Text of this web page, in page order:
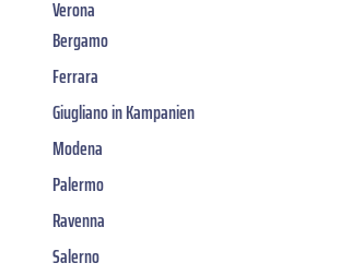
Verona
Bergamo
Ferrara
Giugliano in Kampanien
Modena
Palermo
Ravenna
Salerno